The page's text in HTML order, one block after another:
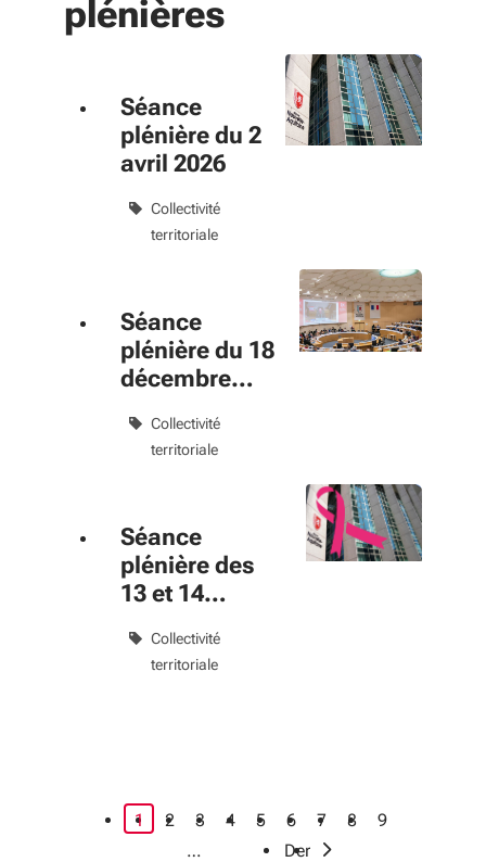
plénières
Séance
plénière du 2
avril 2026
Collectivité
territoriale
Séance
plénière du 18
décembre
Collectivité
territoriale
Séance
plénière des
13 et 14
Collectivité
territoriale
1 page courante
2 3 4 5 6 7 8
9
…
Dernier